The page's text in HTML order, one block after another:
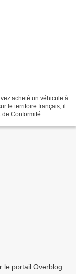
le territoire français, il
de Conformité
le portail Overblog